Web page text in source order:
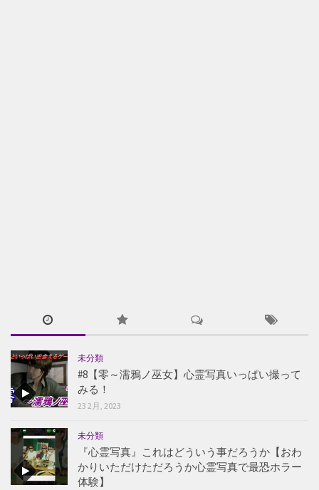
未分類
#8【零～濡鴉ノ巫女】心霊写真いっぱい撮って
みる！
23 2月, 2023
未分類
『心霊写真』これはどういう事だろうか【おわ
かりいただけただろうか心霊写真で最恐ホラー
体験】